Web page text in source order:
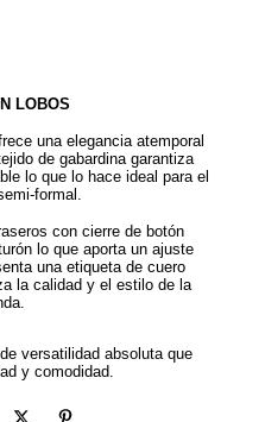
LOBOS
una elegancia atemporal
de gabardina garantiza
lo que lo hace ideal para el
formal.
con cierre de botón
lo que aporta un ajuste
una etiqueta de cuero
la calidad y el estilo de la
versatilidad absoluta que
y comodidad.